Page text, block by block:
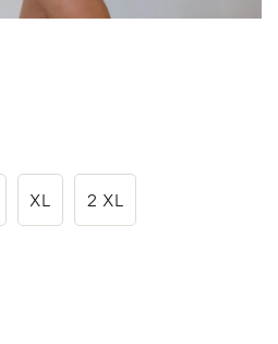
XL 2 XL